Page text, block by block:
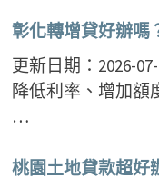
彰化轉增貸好辦嗎
更新日期：2026-
降低利率、增加額
…
桃園土地貸款超好